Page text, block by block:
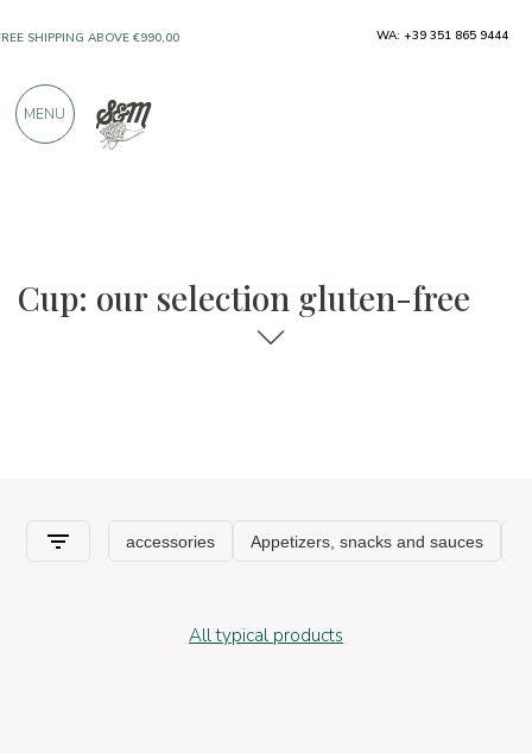
Cup: our selection gluten-free
All typical products
SHIPPING ABOVE €990,00
PRODUCTS FROM EXCELLENT
WA: +39 351 865 9444
MENU